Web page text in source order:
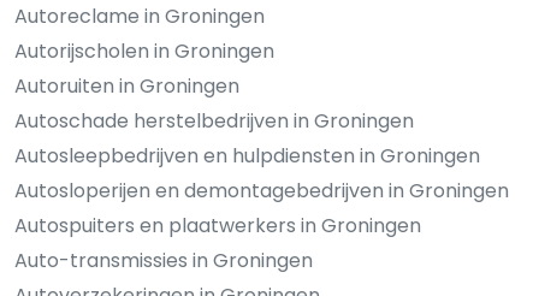
Autoreclame in Groningen
Autorijscholen in Groningen
Autoruiten in Groningen
Autoschade herstelbedrijven in Groningen
Autosleepbedrijven en hulpdiensten in Groningen
Autosloperijen en demontagebedrijven in Groningen
Autospuiters en plaatwerkers in Groningen
Auto-transmissies in Groningen